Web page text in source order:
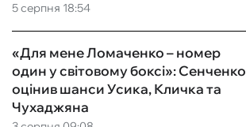
5 серпня 18:54
«Для мене Ломаченко – номер
один у світовому боксі»: Сенченко
оцінив шанси Усика, Кличка та
Чухаджяна